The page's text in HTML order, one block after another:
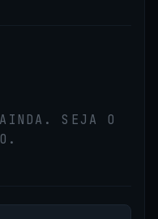
AINDA. SEJA O